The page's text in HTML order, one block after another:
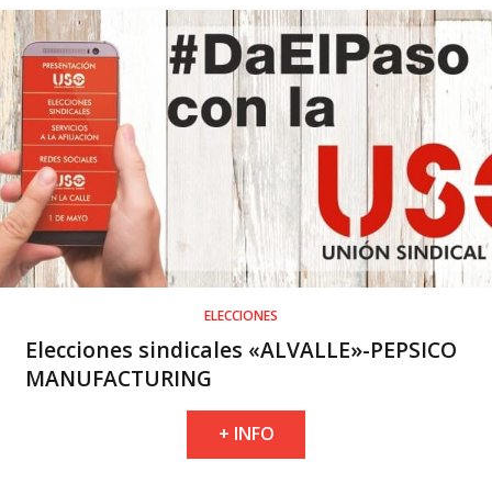
ELECCIONES
Elecciones sindicales «ALVALLE»-PEPSICO
MANUFACTURING
+ INFO